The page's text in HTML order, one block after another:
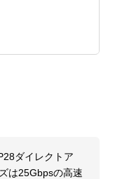
ダイレクトア
は25Gbpsの高速